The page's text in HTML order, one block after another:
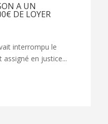
A UN
DE LOYER
interrompu le
en justice...